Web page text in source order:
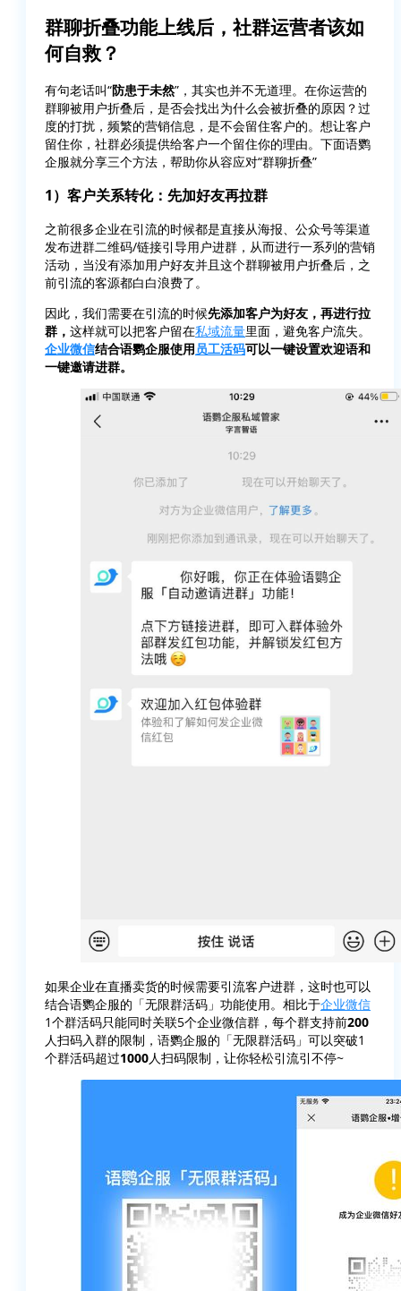
群聊折叠功能上线后，社群运营者该如
何自救？
有句老话叫“防患于未然”，其实也并不无道理。在你运营的
群聊被用户折叠后，是否会找出为什么会被折叠的原因？过
度的打扰，频繁的营销信息，是不会留住客户的。想让客户
留住你，社群必须提供给客户一个留住你的理由。下面语鹦
企服就分享三个方法，帮助你从容应对“群聊折叠”
1）客户关系转化：先加好友再拉群
之前很多企业在引流的时候都是直接从海报、公众号等渠道
发布进群二维码/链接引导用户进群，从而进行一系列的营销
活动，当没有添加用户好友并且这个群聊被用户折叠后，之
前引流的客源都白白浪费了。
因此，我们需要在引流的时候先添加客户为好友，再进行拉
群， 这样就可以把客户留在私域流量里面，避免客户流失。
企业微信结合语鹦企服使用员工活码可以一键设置欢迎语和
一键邀请进群。
如果企业在直播卖货的时候需要引流客户进群，这时也可以
结合语鹦企服的「无限群活码」功能使用。相比于企业微信
1个群活码只能同时关联5个企业微信群，每个群支持前200
人扫码入群的限制，语鹦企服的「无限群活码」可以突破1
个群活码超过1000人扫码限制，让你轻松引流引不停~